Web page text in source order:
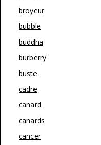
broyeur
bubble
buddha
burberry
buste
cadre
canard
canards
cancer